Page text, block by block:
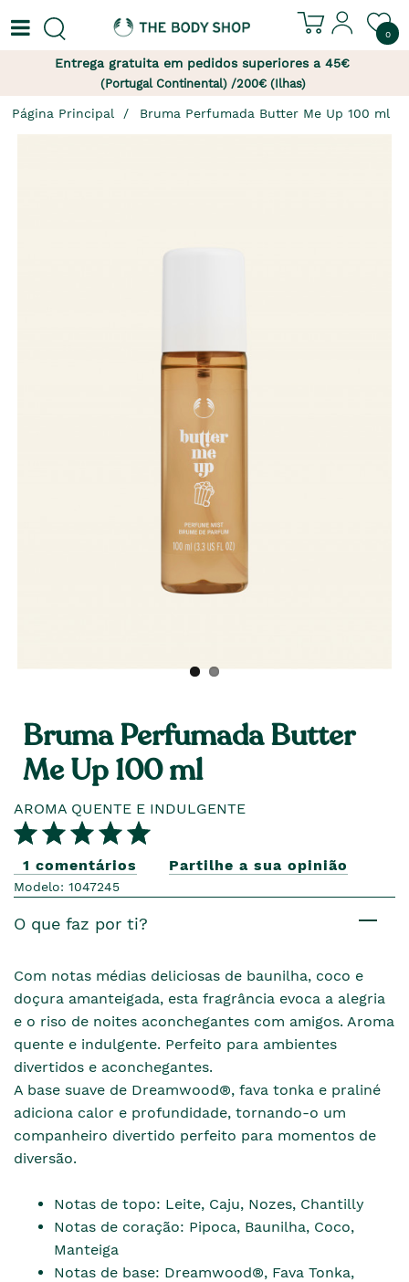
0
Entrega gratuita em pedidos superiores a 45€
(Portugal Continental) /200€ (Ilhas)
Página Principal Bruma Perfumada Butter Me Up 100 ml
Bruma Perfumada Butter
Me Up 100 ml
AROMA QUENTE E INDULGENTE
1 comentários Partilhe a sua opinião
Modelo: 1047245
O que faz por ti?
Com notas médias deliciosas de baunilha, coco e
doçura amanteigada, esta fragrância evoca a alegria
e o riso de noites aconchegantes com amigos. Aroma
quente e indulgente. Perfeito para ambientes
divertidos e aconchegantes.
A base suave de Dreamwood®, fava tonka e praliné
adiciona calor e profundidade, tornando-o um
companheiro divertido perfeito para momentos de
diversão.
Notas de topo: Leite, Caju, Nozes, Chantilly
Notas de coração: Pipoca, Baunilha, Coco,
Manteiga
Notas de base: Dreamwood®, Fava Tonka,